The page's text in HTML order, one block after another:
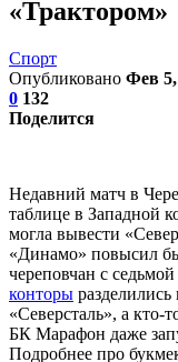
«Трактором»
Спорт
Опубликовано Фев 5,
0 132
Поделится
Недавний матч в
таблице в Западной
могла вывести
«Динамо» повысил
череповчан с
конторы
«Северсталь», а кто-
БК Марафон даже
Подробнее про